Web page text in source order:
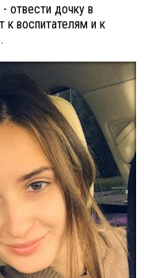
отвести дочку в
к воспитателям и к